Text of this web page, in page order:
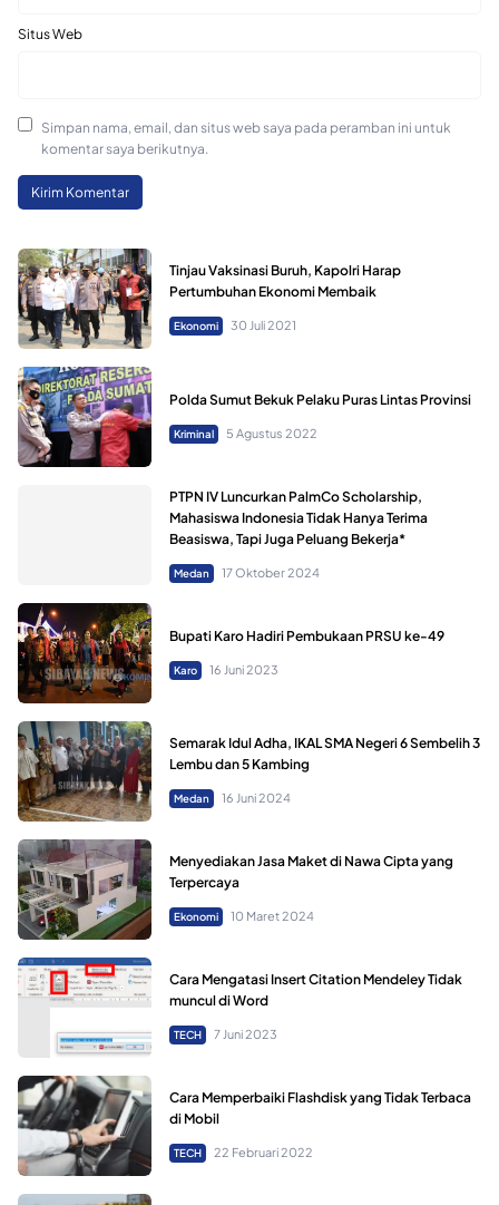
Situs Web
Simpan nama, email, dan situs web saya pada peramban ini untuk
komentar saya berikutnya.
Tinjau Vaksinasi Buruh, Kapolri Harap
Pertumbuhan Ekonomi Membaik
Ekonomi 30 Juli 2021
Polda Sumut Bekuk Pelaku Puras Lintas Provinsi
Kriminal 5 Agustus 2022
PTPN IV Luncurkan PalmCo Scholarship,
Mahasiswa Indonesia Tidak Hanya Terima
Beasiswa, Tapi Juga Peluang Bekerja*
Medan 17 Oktober 2024
Bupati Karo Hadiri Pembukaan PRSU ke-49
Karo 16 Juni 2023
Semarak Idul Adha, IKAL SMA Negeri 6 Sembelih 3
Lembu dan 5 Kambing
Medan 16 Juni 2024
Menyediakan Jasa Maket di Nawa Cipta yang
Terpercaya
Ekonomi 10 Maret 2024
Cara Mengatasi Insert Citation Mendeley Tidak
muncul di Word
TECH 7 Juni 2023
Cara Memperbaiki Flashdisk yang Tidak Terbaca
di Mobil
TECH 22 Februari 2022